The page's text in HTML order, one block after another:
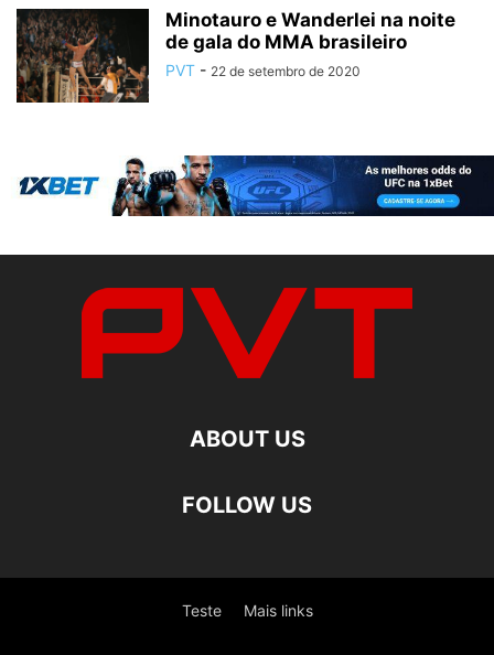
Minotauro e Wanderlei na noite
de gala do MMA brasileiro
PVT - 22 de setembro de 2020
ABOUT US
FOLLOW US
Teste Mais links